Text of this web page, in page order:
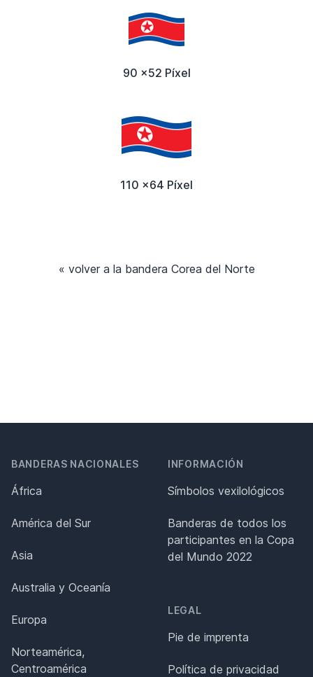
90 x52 Píxel
110 x64 Píxel
« volver a la bandera Corea del Norte
BANDERAS NACIONALES
África
América del Sur
Asia
Australia y Oceanía
Europa
Norteamérica,
Centroamérica
INFORMACIÓN
Símbolos vexilológicos
Banderas de todos los
participantes en la Copa
del Mundo 2022
LEGAL
Pie de imprenta
Política de privacidad